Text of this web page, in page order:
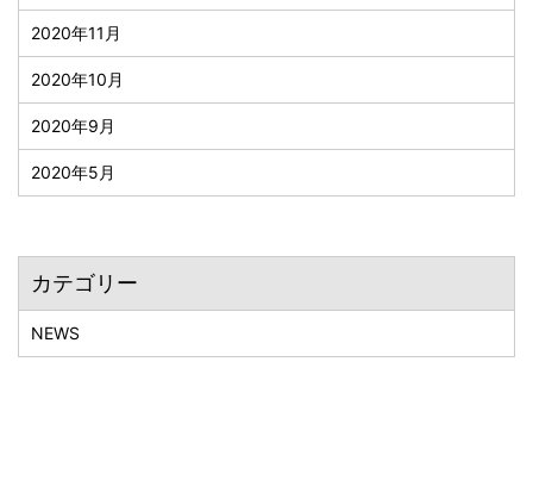
2020年11月
2020年10月
2020年9月
2020年5月
カテゴリー
NEWS